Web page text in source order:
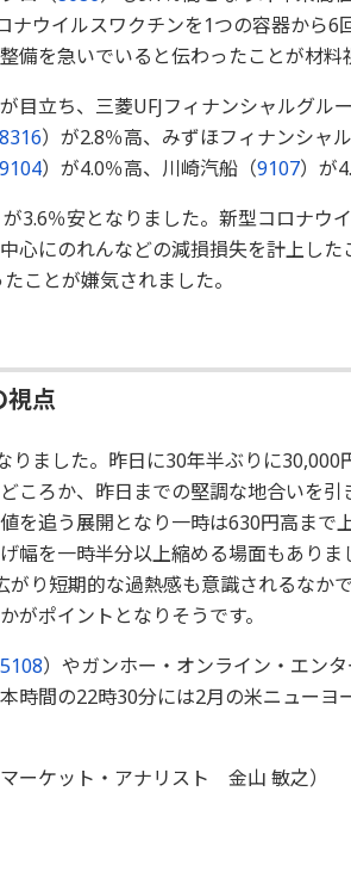
ナウイルスワクチンを1つの容器から6
備を急いでいると伝わったことが材料
目立ち、三菱UFJフィナンシャルグル
8316）が2.8％高、みずほフィナンシャ
9104）が4.0％高、川崎汽船（9107）が
3.6％安となりました。新型コロナウ
心にのれんなどの減損損失を計上し
ことが嫌気されました。
点
りました。昨日に30年半ぶりに30,000
ころか、昨日までの堅調な地合いを引
を追う展開となり一時は630円高まで
幅を一時半分以上縮める場面もあり
がり短期的な過熱感も意識されるなか
がポイントとなりそうです。
5108）やガンホー・オンライン・エン
時間の22時30分には2月の米ニューヨ
ーケット・アナリスト 金山 敏之）